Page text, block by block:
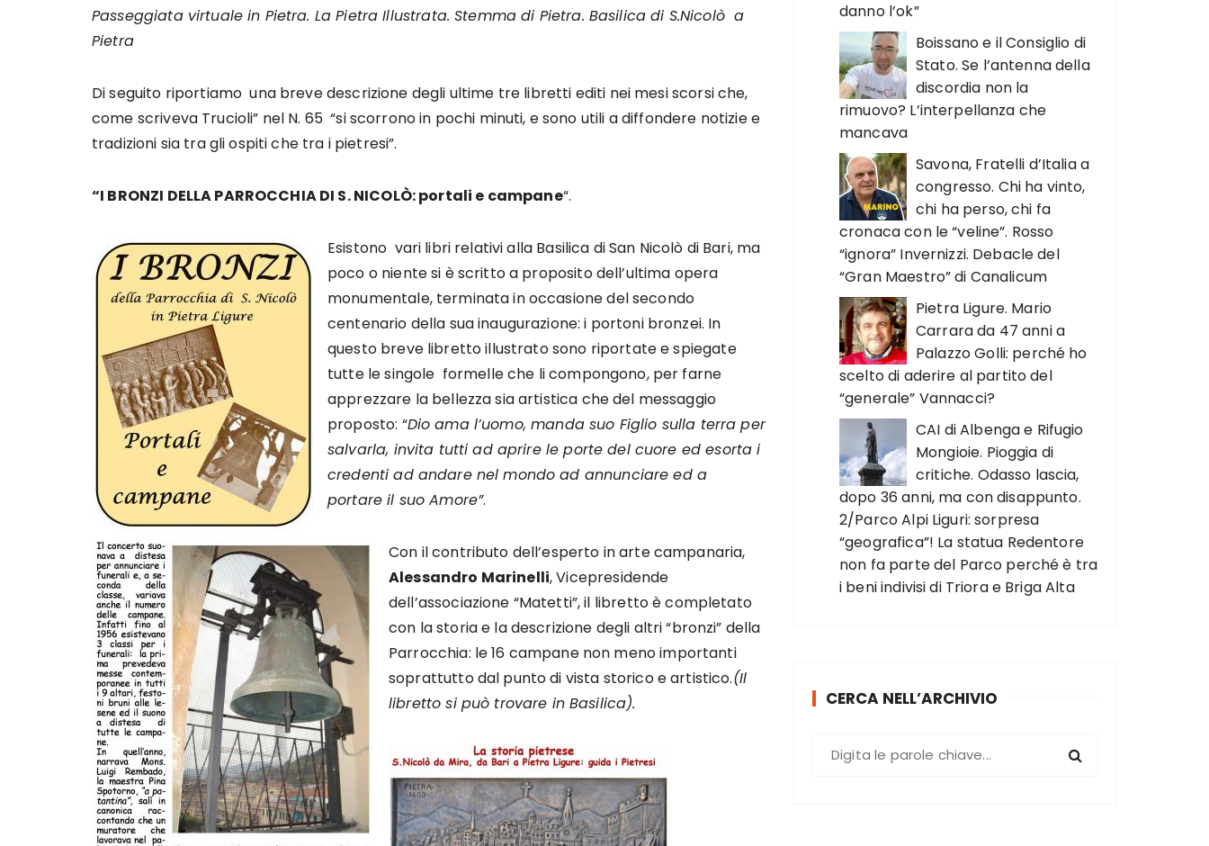
Passeggiata virtuale in Pietra. La Pietra Illustrata.Stemma di Pietra. Basilica di S.Nicolò a
Pietra
Di seguito riportiamo una breve descrizione degli ultime tre libretti editi nei mesi scorsi che,
come scriveva Trucioli” nel N. 65 “si scorrono in pochi minuti, e sono utili a diffondere notizie e
tradizioni sia tra gli ospiti che tra i pietresi”.
“I BRONZI DELLA PARROCCHIA DI S. NICOLÒ: portali e campane“.
Esistono vari libri relativi alla Basilica di San Nicolò di Bari, ma
poco o niente si è scritto a proposito dell’ultima opera
monumentale, terminata in occasione del secondo
centenario della sua inaugurazione: i portoni bronzei. In
questo breve libretto illustrato sono riportate e spiegate
tutte le singole formelle che li compongono, per farne
apprezzare la bellezza sia artistica che del messaggio
proposto: “Dio ama l’uomo, manda suo Figlio sulla terra per
salvarla, invita tutti ad aprire le porte del cuore ed esorta i
credenti ad andare nel mondo ad annunciare ed a
portare il suo Amore”.
Con il contributo dell’esperto in arte campanaria,
Alessandro Marinelli, Vicepresidende
dell’associazione “Matetti”, il libretto è completato
con la storia e la descrizione degli altri “bronzi” della
Parrocchia: le 16 campane non meno importanti
soprattutto dal punto di vista storico e artistico.(Il
libretto si può trovare in Basilica).
danno l’ok”
Boissano e il Consiglio di
Stato. Se l’antenna della
discordia non la
rimuovo? L’interpellanza che
mancava
Savona, Fratelli d’Italia a
congresso. Chi ha vinto,
chi ha perso, chi fa
cronaca con le “veline”. Rosso
“ignora” Invernizzi. Debacle del
“Gran Maestro” di Canalicum
Pietra Ligure. Mario
Carrara da 47 anni a
Palazzo Golli: perché ho
scelto di aderire al partito del
“generale” Vannacci?
CAI di Albenga e Rifugio
Mongioie. Pioggia di
critiche. Odasso lascia,
dopo 36 anni, ma con disappunto.
2/Parco Alpi Liguri: sorpresa
“geografica”! La statua Redentore
non fa parte del Parco perché è tra
i beni indivisi di Triora e Briga Alta
CERCA NELL’ARCHIVIO